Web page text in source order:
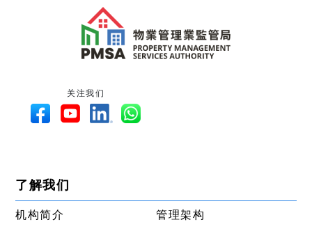
关注我们
了解我们
机构简介
管理架构